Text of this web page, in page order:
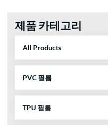
제품 카테고리
All Products
PVC 필름
TPU 필름